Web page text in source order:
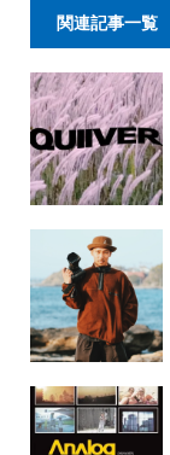
関連記事一覧